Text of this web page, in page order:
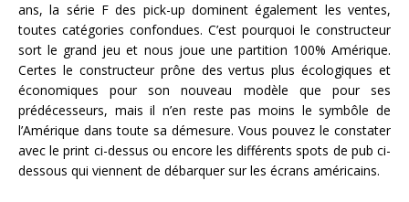
ans, la série F des pick-up dominent également les ventes,
toutes catégories confondues. C’est pourquoi le constructeur
sort le grand jeu et nous joue une partition 100% Amérique.
Certes le constructeur prône des vertus plus écologiques et
économiques pour son nouveau modèle que pour ses
prédécesseurs, mais il n’en reste pas moins le symbôle de
l’Amérique dans toute sa démesure. Vous pouvez le constater
avec le print ci-dessus ou encore les différents spots de pub ci-
dessous qui viennent de débarquer sur les écrans américains.